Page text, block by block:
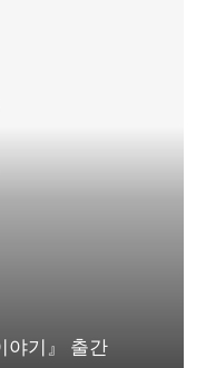
야기』 출간